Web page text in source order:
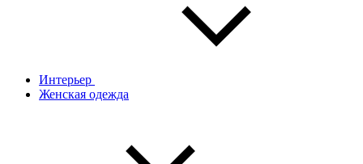
Интерьер
Женская одежда